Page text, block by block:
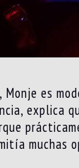
es
explica
muchas